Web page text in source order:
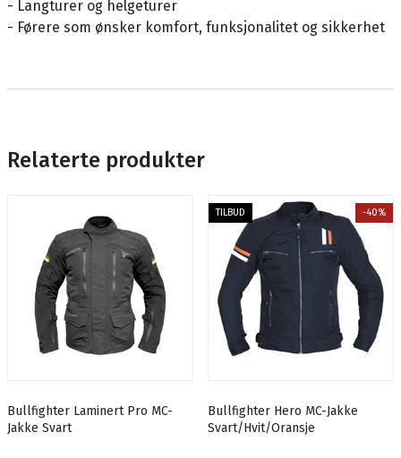
- Langturer og helgeturer
- Førere som ønsker komfort, funksjonalitet og sikkerhet
Relaterte produkter
Bullfighter Laminert Pro MC-
Jakke Svart
TILBUD -40%
Bullfighter Hero MC-Jakke
Svart/Hvit/Oransje